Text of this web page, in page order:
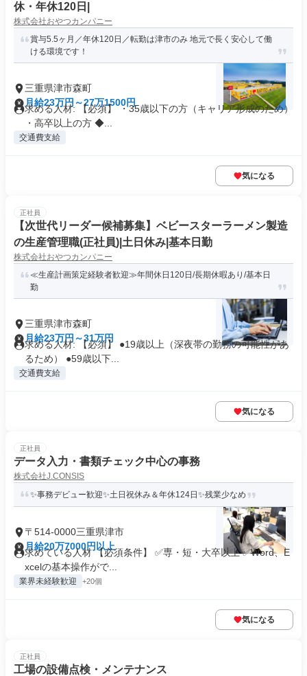
休・年休120日|
株式会社おやつカンパニー
賞与5.5ヶ月／年休120日／転勤は津市のみ 地元で長く安心して働
ける環境です！
三重県津市森町
月給23万円～27万1500円
求める人材: 【必須】 ・35歳以下の方（キャリア形成のため）
・高卒以上の方 ◆...
交通費支給
気になる
正社員
【次世代リーダー候補募集】ベビースターラーメン製造
の生産管理職(正社員)|土日休み|基本日勤
株式会社おやつカンパニー
≪生産計画策定経験者歓迎≫年間休日120日/長期休暇あり/基本日
勤
三重県津市森町
月給23万円～31万円
求める人材: 【必須】 ●19歳以上（深夜帯の勤務の可能性があ
るため） ●59歳以下...
交通費支給
気になる
正社員
データ入力・書類チェック中心の事務
株式会社J.CONSIS
✨事務デビュー歓迎✨土日祝休み＆年休124日✨残業少なめ
〒514-0000三重県津市
月給20万7000円以上
求めている人材 【必須条件】 ✅専・短・大卒以上 ✅Word、E
xcelの基本操作がで...
業界未経験歓迎 +20個
気になる
正社員
工場の設備点検・メンテナンス